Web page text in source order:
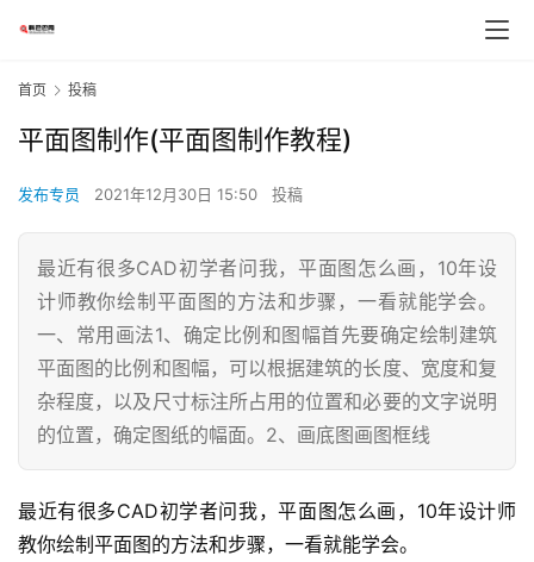
首页 投稿
平面图制作(平面图制作教程)
发布专员 2021年12月30日 15:50 投稿
最近有很多CAD初学者问我，平面图怎么画，10年设
计师教你绘制平面图的方法和步骤，一看就能学会。
一、常用画法1、确定比例和图幅首先要确定绘制建筑
平面图的比例和图幅，可以根据建筑的长度、宽度和复
杂程度，以及尺寸标注所占用的位置和必要的文字说明
的位置，确定图纸的幅面。2、画底图画图框线
最近有很多CAD初学者问我，平面图怎么画，10年设计师
教你绘制平面图的方法和步骤，一看就能学会。